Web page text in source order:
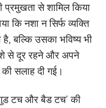
प्रमुखता से शामिल किया
कि नशा न सिर्फ व्यक्ति
बल्कि उसका भविष्य भी
से दूर रहने और अपने
सलाह दी गई।
टच और बैड टच’ की